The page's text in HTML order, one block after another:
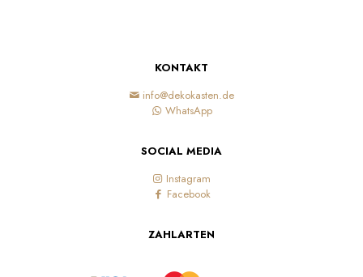
KONTAKT
info@dekokasten.de
WhatsApp
SOCIAL MEDIA
Instagram
Facebook
ZAHLARTEN